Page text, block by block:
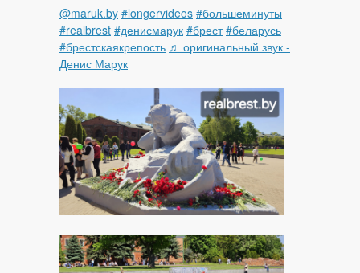
@maruk.by #longervideos #большеминуты
#realbrest #денисмарук #брест #беларусь
#брестскаякрепость ♬ оригинальный звук -
Денис Марук